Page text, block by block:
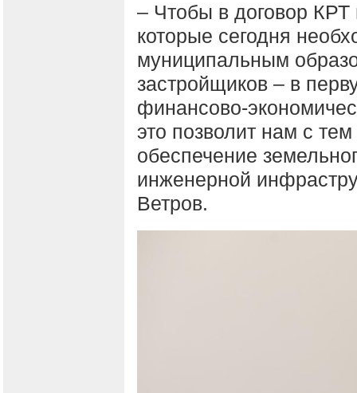
– Чтобы в договор КРТ
которые сегодня
муниципальным
застройщиков – в
финансово-
это позволит нам с
обеспечение
инженерной
Ветров.